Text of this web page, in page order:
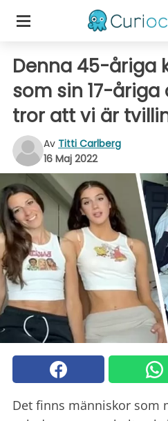
Denna 45-åriga
som sin 17-åriga
tror att vi är
Av Titti Carlberg
16 Maj 2022
Det finns människor som